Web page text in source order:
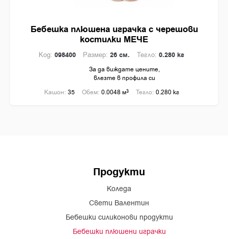
Бебешка плюшена играчка с черешови
костилки МЕЧЕ
Код: 098400 Размер: 26 см. Тегло: 0.280 кг
За да виждате цените,
влезте в профила си
Кашон: 35 Обем: 0.0048 м3 Тегло: 0.280 кг
Продукти
Коледа
Свети Валентин
Бебешки силиконови продукти
Бебешки плюшени играчки